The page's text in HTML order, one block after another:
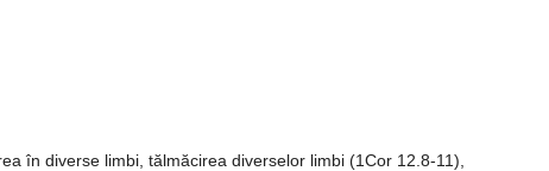
în diverse limbi, tălmăcirea diverselor limbi (1Cor 12.8-11),